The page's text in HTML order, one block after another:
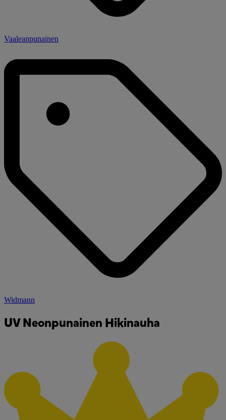
Vaaleanpunainen
Widmann
UV Neonpunainen Hikinauha